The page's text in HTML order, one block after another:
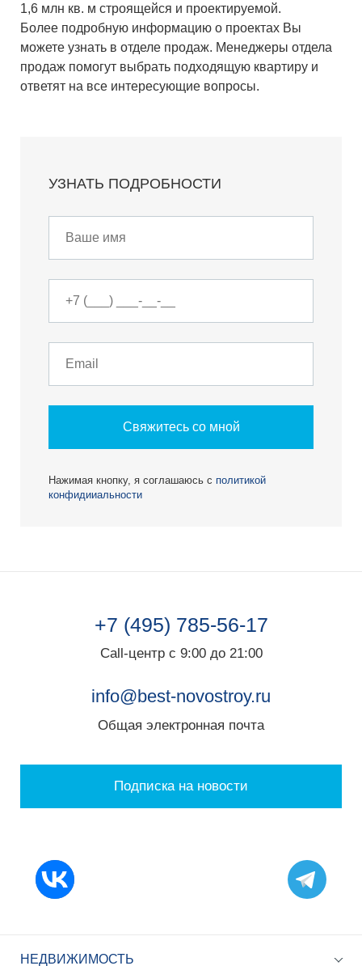
1,6 млн кв. м строящейся и проектируемой.
Более подробную информацию о проектах Вы
можете узнать в отделе продаж. Менеджеры отдела
продаж помогут выбрать подходящую квартиру и
ответят на все интересующие вопросы.
УЗНАТЬ ПОДРОБНОСТИ
Свяжитесь со мной
Нажимая кнопку, я соглашаюсь с политикой
конфидииальности
+7 (495) 785-56-17
Call-центр с 9:00 до 21:00
info@best-novostroy.ru
Общая электронная почта
Подписка на новости
НЕДВИЖИМОСТЬ